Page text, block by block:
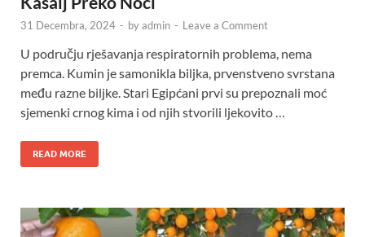
31 Decembra, 2024 - byadmin - Leave a Comment
U području rješavanja respiratornih problema, nema
premca. Kumin je samonikla biljka, prvenstveno svrstana
među razne biljke. Stari Egipćani prvi su prepoznali moć
sjemenki crnog kima i od njih stvorili ljekovito …
READ MORE